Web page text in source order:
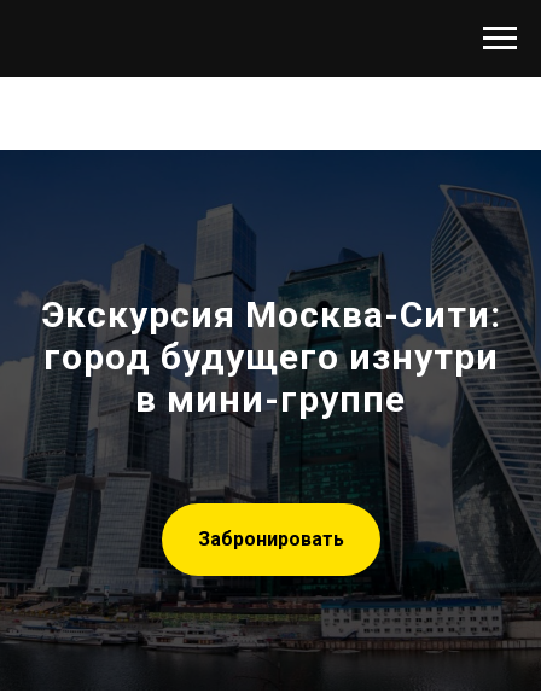
Экскурсия Москва-Сити:
город будущего изнутри
в мини-группе
Забронировать